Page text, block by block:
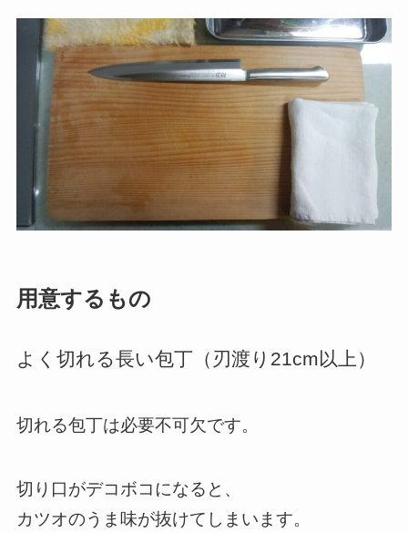
用意するもの
よく切れる長い包丁（刃渡り21cm以上）
切れる包丁は必要不可欠です。
切り口がデコボコになると、
カツオのうま味が抜けてしまいます。